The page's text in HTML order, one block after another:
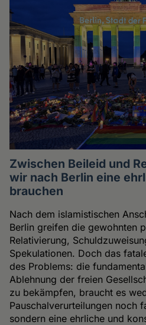
Zwischen Beileid und
wir nach Berlin eine
brauchen
Nach dem islamistischen
Berlin greifen die gewohnten
Relativierung,
Spekulationen. Doch das
des Problems: die
Ablehnung der freien
zu bekämpfen, braucht es
Pauschalverurteilungen noch
sondern eine ehrliche und